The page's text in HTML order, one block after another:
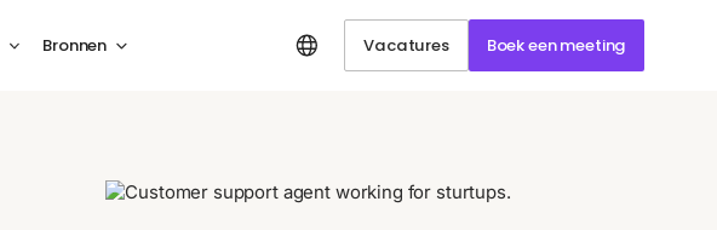
Bronnen Vacatures Boek een meeting